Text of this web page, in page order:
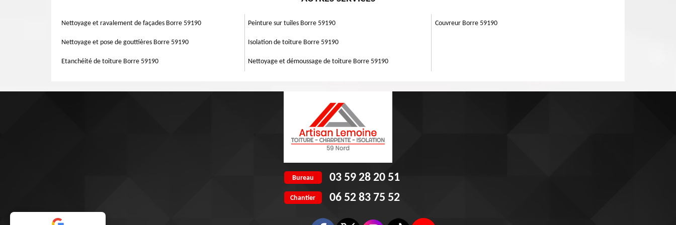
attentes. Notre équipe de couvreurs vous met en œuvre détermination et savoir-faire, pour réparer vos toitures en mauvais état.
Nettoyage et ravalement de façades Borre 59190
Nettoyage et pose de gouttières Borre 59190
Etanchéité de toiture Borre 59190
Peinture sur tuiles Borre 59190
Isolation de toiture Borre 59190
Nettoyage et démoussage de toiture Borre 59190
Couvreur Borre 59190
Bureau 03 59 28 20 51
Chantier 06 52 83 75 52